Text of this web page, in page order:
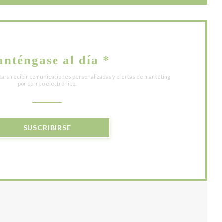
al día *
recibir comunicaciones personalizadas y ofertas de marketing
por correo electrónico.
SUSCRIBIRSE